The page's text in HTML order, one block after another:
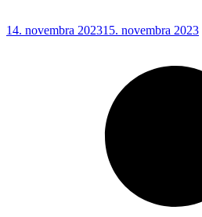
14. novembra 202315. novembra 2023